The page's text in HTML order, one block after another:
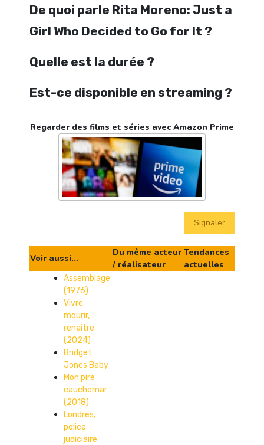
De quoi parle Rita Moreno: Just a
Girl Who Decided to Go for It ?
Quelle est la durée ?
Est-ce disponible en streaming ?
Regarder des films et séries avec Amazon Prime
Signaler
Voir aussi...
Du même acteur
/ réalisateur
Tendances
actuelles
Assemblage
(1976)
Vivre,
mourir,
renaître
(2024)
Bridget
Jones Baby
Mon pire
cauchemar
(2018)
Londres,
police
judiciaire